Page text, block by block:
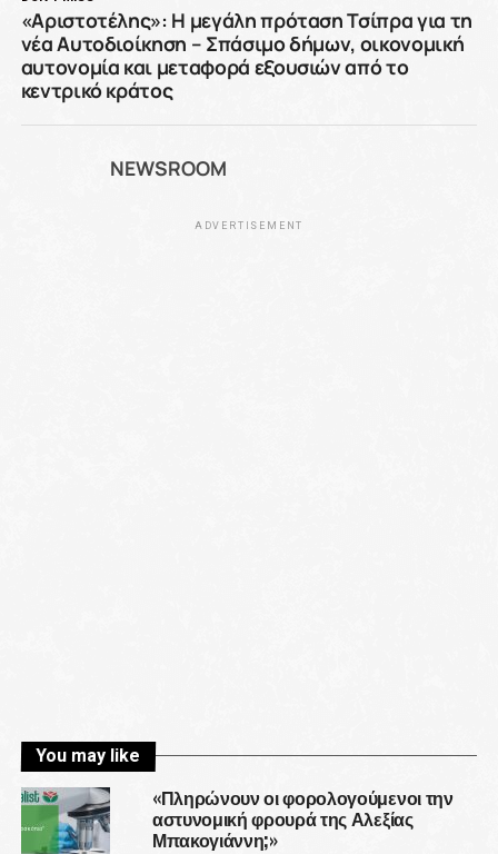
«Αριστοτέλης»: Η μεγάλη πρόταση Τσίπρα για τη
νέα Αυτοδιοίκηση – Σπάσιμο δήμων, οικονομική
αυτονομία και μεταφορά εξουσιών από το
κεντρικό κράτος
NEWSROOM
ADVERTISEMENT
You may like
«Πληρώνουν οι φορολογούμενοι την
αστυνομική φρουρά της Αλεξίας
Μπακογιάννη;»